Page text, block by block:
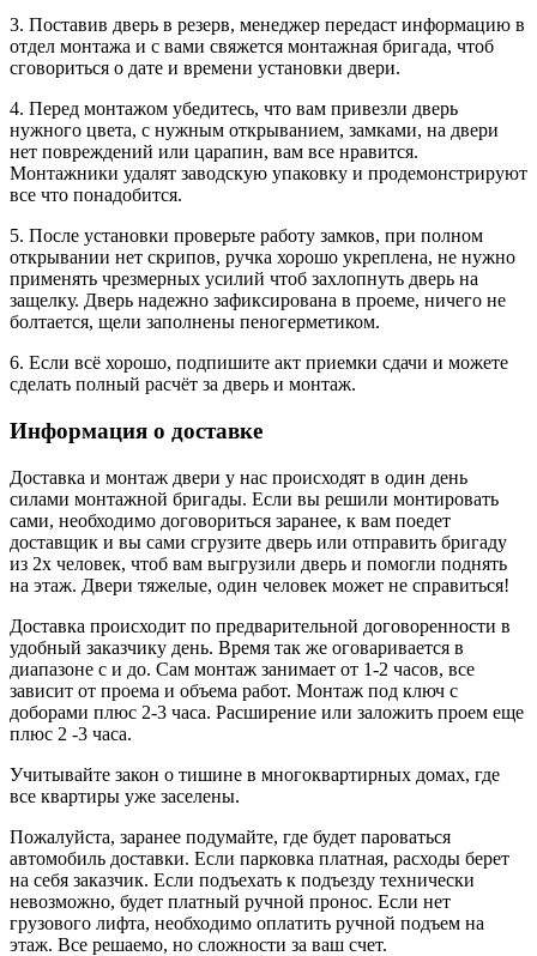
3. Поставив дверь в резерв, менеджер передаст информацию в
отдел монтажа и с вами свяжется монтажная бригада, чтоб
сговориться о дате и времени установки двери.
4. Перед монтажом убедитесь, что вам привезли дверь
нужного цвета, с нужным открыванием, замками, на двери
нет повреждений или царапин, вам все нравится.
Монтажники удалят заводскую упаковку и продемонстрируют
все что понадобится.
5. После установки проверьте работу замков, при полном
открывании нет скрипов, ручка хорошо укреплена, не нужно
применять чрезмерных усилий чтоб захлопнуть дверь на
защелку. Дверь надежно зафиксирована в проеме, ничего не
болтается, щели заполнены пеногерметиком.
6. Если всё хорошо, подпишите акт приемки сдачи и можете
сделать полный расчёт за дверь и монтаж.
Информация о доставке
Доставка и монтаж двери у нас происходят в один день
силами монтажной бригады. Если вы решили монтировать
сами, необходимо договориться заранее, к вам поедет
доставщик и вы сами сгрузите дверь или отправить бригаду
из 2х человек, чтоб вам выгрузили дверь и помогли поднять
на этаж. Двери тяжелые, один человек может не справиться!
Доставка происходит по предварительной договоренности в
удобный заказчику день. Время так же оговаривается в
диапазоне с и до. Сам монтаж занимает от 1-2 часов, все
зависит от проема и объема работ. Монтаж под ключ с
доборами плюс 2-3 часа. Расширение или заложить проем еще
плюс 2 -3 часа.
Учитывайте закон о тишине в многоквартирных домах, где
все квартиры уже заселены.
Пожалуйста, заранее подумайте, где будет пароваться
автомобиль доставки. Если парковка платная, расходы берет
на себя заказчик. Если подъехать к подъезду технически
невозможно, будет платный ручной пронос. Если нет
грузового лифта, необходимо оплатить ручной подъем на
этаж. Все решаемо, но сложности за ваш счет.